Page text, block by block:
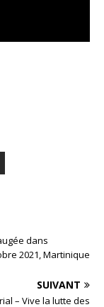
dans
2021, Martinique
SUIVANT
– Vive la lutte des